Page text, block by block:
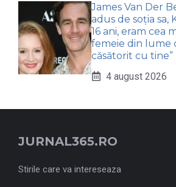
James Van Der
adus de soția sa,
16 ani, eram cea
femeie din lume
căsătorit cu tine”
4 august 2026
JURNAL365.RO
Stirile care va intereseaza